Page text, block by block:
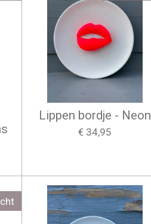
Lippen bordje - Neon
€ 34,95